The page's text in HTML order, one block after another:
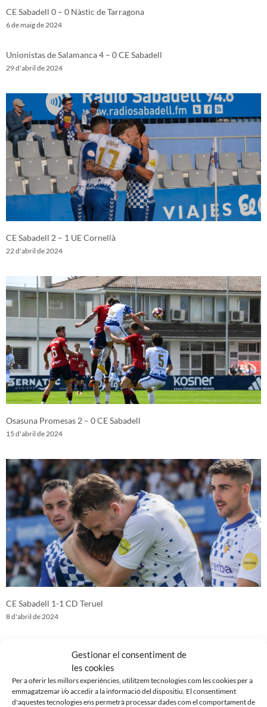
Gestionar el consentiment de
les cookies
Per a oferir les millors experiències, utilitzem tecnologies com les cookies per a
emmagatzemar i/o accedir a la informació del dispositiu. El consentiment
d'aquestes tecnologies ens permetrà processar dades com el comportament de
CE Sabadell 0 – 0 Nàstic de Tarragona
6 de maig de 2024
Unionistas de Salamanca 4 – 0 CE Sabadell
29 d'abril de 2024
CE Sabadell 2 – 1 UE Cornellà
22 d'abril de 2024
Osasuna Promesas 2 – 0 CE Sabadell
15 d'abril de 2024
CE Sabadell 1-1 CD Teruel
8 d'abril de 2024